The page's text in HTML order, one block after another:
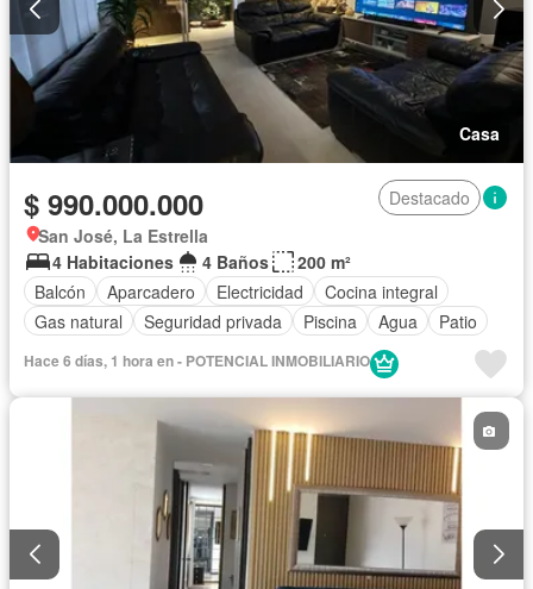
Casa
$ 990.000.000
Destacado
San José, La Estrella
4 Habitaciones
4 Baños
200 m²
Balcón
Aparcadero Electricidad
Cocina integral
Gas natural
Seguridad privada Piscina Agua Patio
Hace 6 días, 1 hora en - POTENCIAL INMOBILIARIO